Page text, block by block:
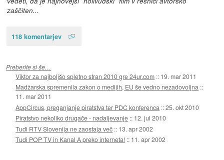
zaščiten...
118 komentarjev
Preberite si še…
Viktor za najboljšo spletno stran 2010 gre 24ur.com :: 19. mar 2011
Madžarska spremenila zakon o medijih, EU še vedno nezadovoljna ::
11. mar 2011
AppCircus, preganjanje piratstva ter PDC konferenca ::25. okt 2010
Piratstvo nekoliko drugače - nadaljevanje :: 12. jul 2010
Tudi RTV Slovenija ne zaostaja več :: 13. apr 2002
Tudi POP TV in Kanal A preko interneta! :: 11. apr 2002